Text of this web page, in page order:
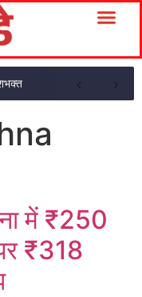
में ₹250
₹318